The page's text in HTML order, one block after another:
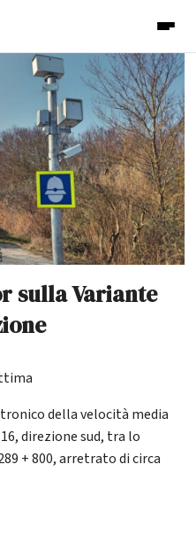
sulla Variante
della velocità media
direzione sud, tra lo
+ 800, arretrato di circa